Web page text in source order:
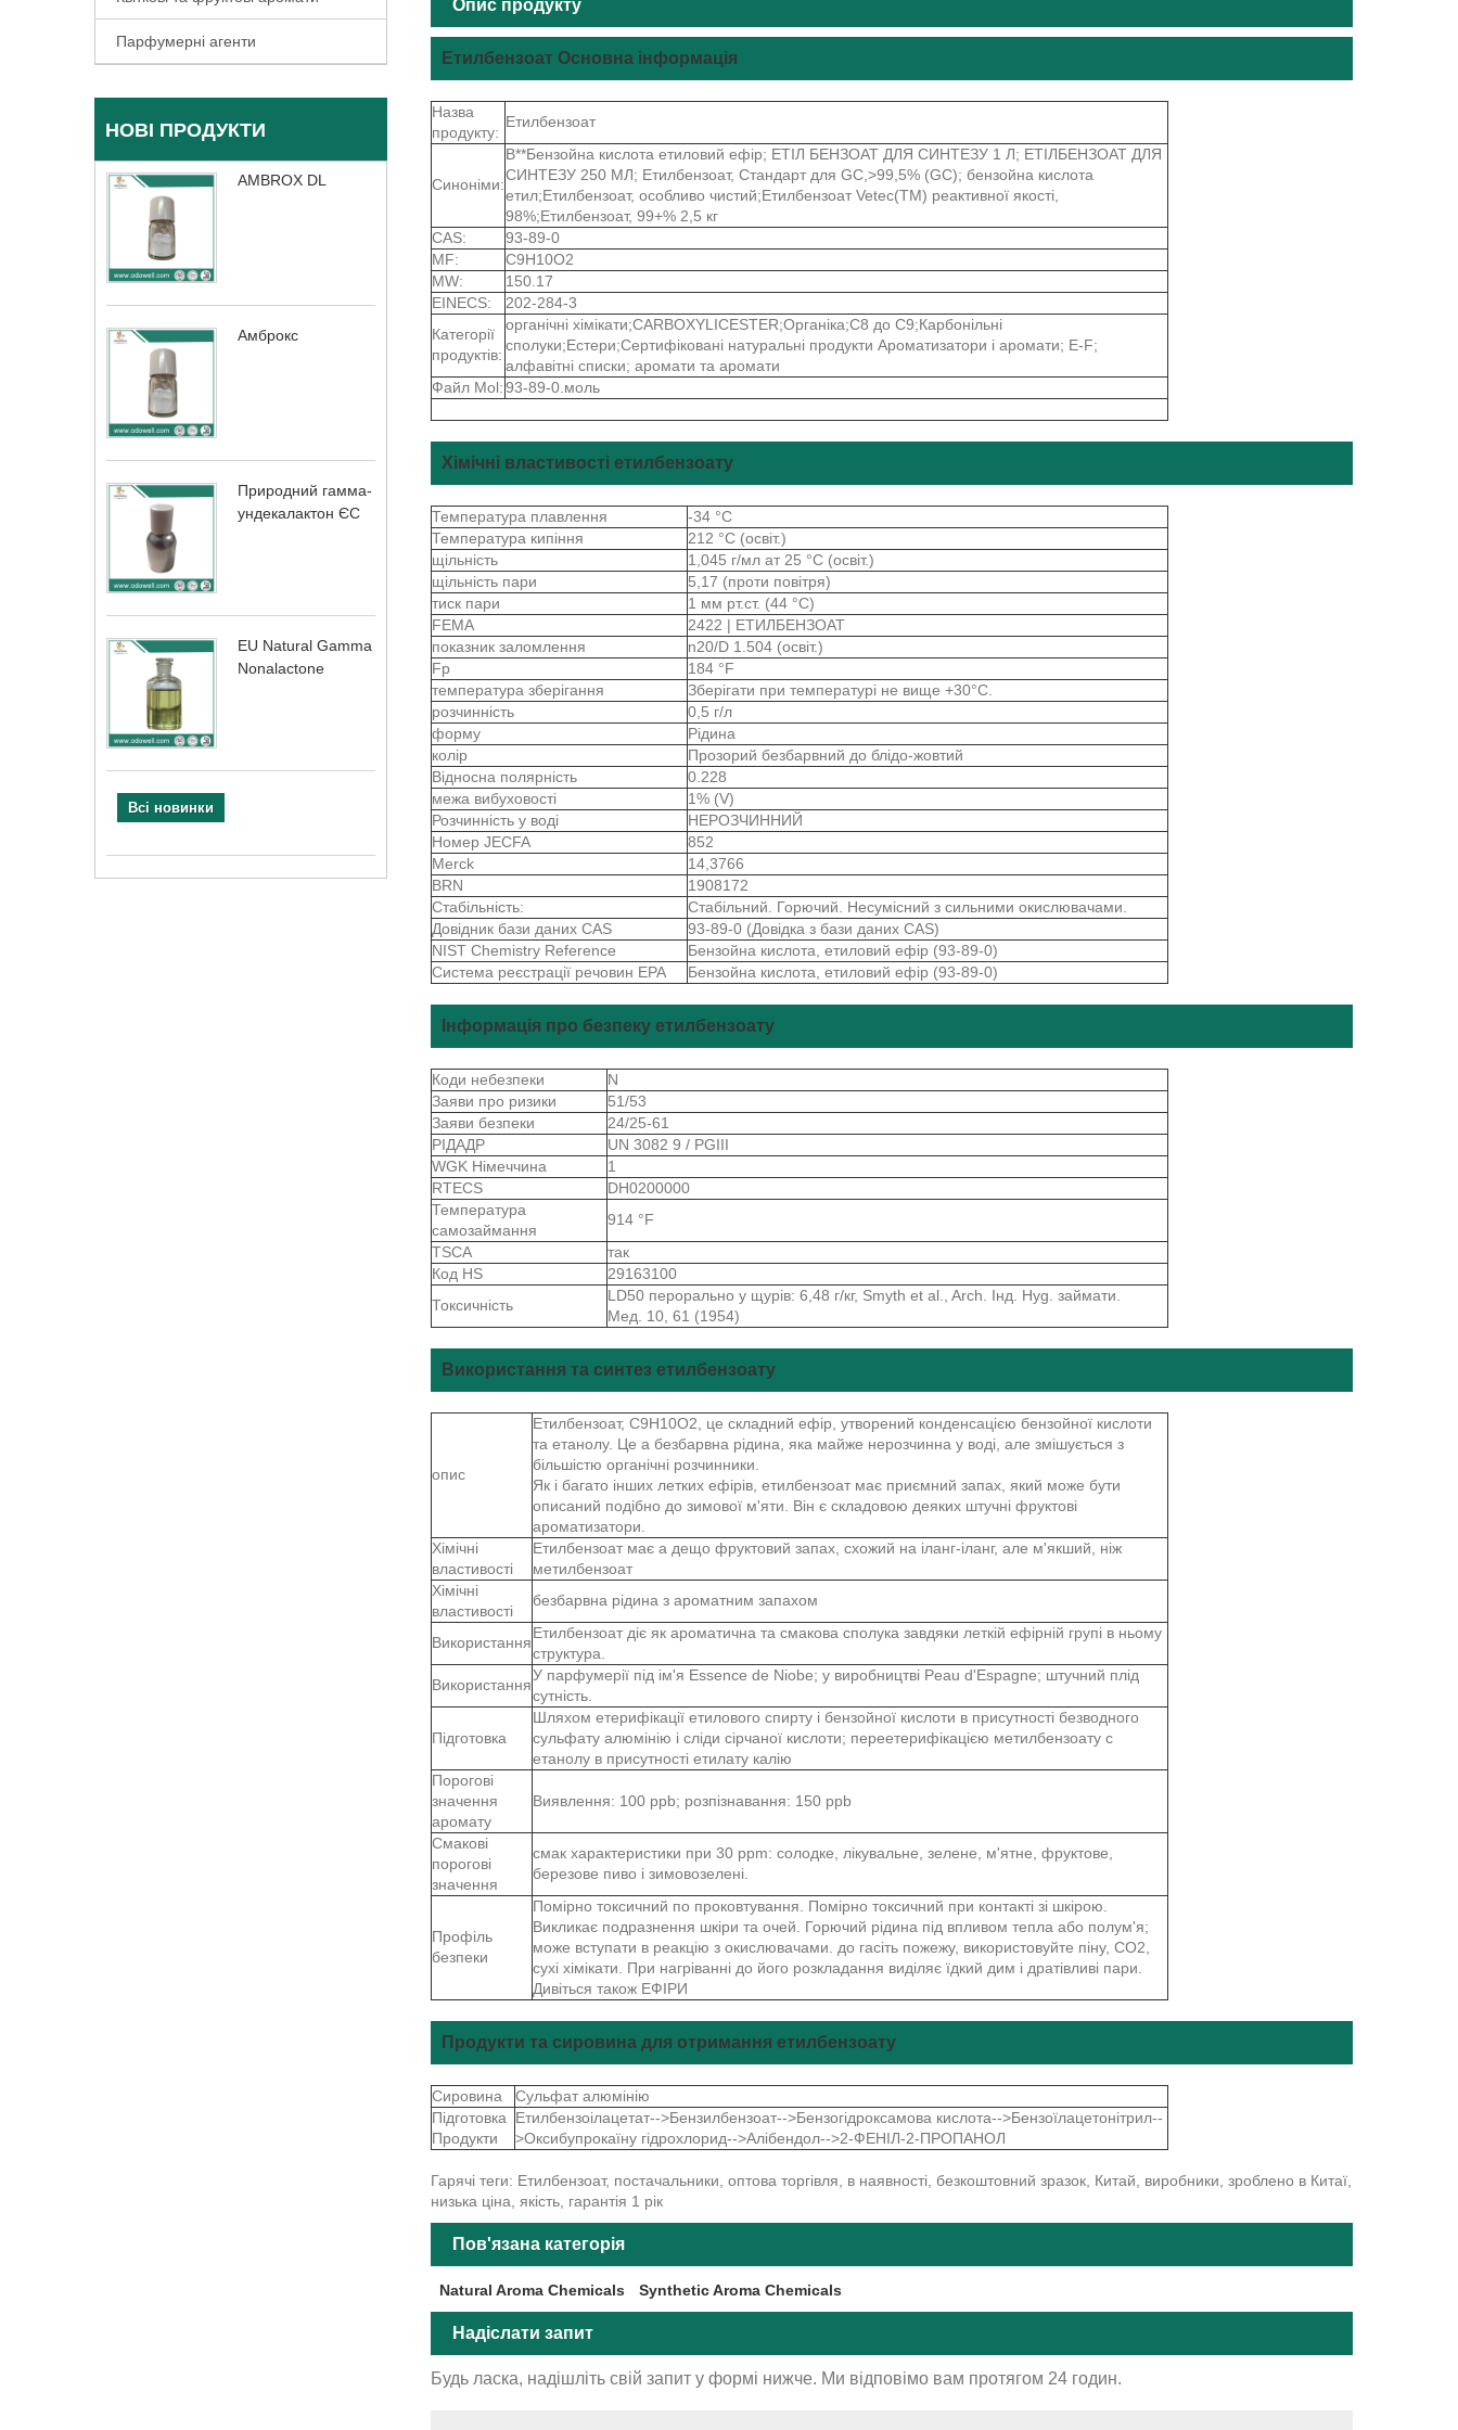
Парфумерні агенти
НОВІ ПРОДУКТИ
AMBROX DL
Амброкс
Природний гамма-
ундекалактон ЄС
EU Natural Gamma
Nonalactone
Всі новинки
Опис продукту
Етилбензоат Основна інформація
Назва
продукту:
Етилбензоат
Синоніми:
B**Бензойна кислота етиловий ефір; ЕТІЛ БЕНЗОАТ ДЛЯ СИНТЕЗУ 1 Л; ЕТІЛБЕНЗОАТ ДЛЯ
СИНТЕЗУ 250 МЛ; Етилбензоат, Стандарт для GC,>99,5% (GC); бензойна кислота
етил;Етилбензоат, особливо чистий;Етилбензоат Vetec(TM) реактивної якості,
98%;Етилбензоат, 99+% 2,5 кг
CAS:
93-89-0
MF:
C9H10O2
MW:
150.17
EINECS:
202-284-3
Категорії
продуктів:
органічні хімікати;CARBOXYLICESTER;Органіка;C8 до C9;Карбонільні
сполуки;Естери;Сертифіковані натуральні продукти Ароматизатори і аромати; E-F;
алфавітні списки; аромати та аромати
Файл Mol:93-89-0.моль
Хімічні властивості етилбензоату
Температура плавлення
-34 °C
Температура кипіння
212 °C (освіт.)
щільність
1,045 г/мл ат 25 °C (освіт.)
щільність пари
5,17 (проти повітря)
тиск пари
1 мм рт.ст. (44 °C)
FEMA
2422 | ЕТИЛБЕНЗОАТ
показник заломлення
n20/D 1.504 (освіт.)
Fp
184 °F
температура зберігання
Зберігати при температурі не вище +30°C.
розчинність
0,5 г/л
форму
Рідина
колір
Прозорий безбарвний до блідо-жовтий
Відносна полярність
0.228
межа вибуховості
1% (V)
Розчинність у воді
НЕРОЗЧИННИЙ
Номер JECFA
852
Merck
14,3766
BRN
1908172
Стабільність:
Стабільний. Горючий. Несумісний з сильними окислювачами.
Довідник бази даних CAS
93-89-0 (Довідка з бази даних CAS)
NIST Chemistry Reference
Бензойна кислота, етиловий ефір (93-89-0)
Система реєстрації речовин EPA
Бензойна кислота, етиловий ефір (93-89-0)
Інформація про безпеку етилбензоату
Коди небезпеки
N
Заяви про ризики
51/53
Заяви безпеки
24/25-61
РІДАДР
UN 3082 9 / PGIII
WGK Німеччина
1
RTECS
DH0200000
Температура
самозаймання
914 °F
TSCA
так
Код HS
29163100
Токсичність
LD50 перорально у щурів: 6,48 г/кг, Smyth et al., Arch. Інд. Hyg. займати.
Мед. 10, 61 (1954)
Використання та синтез етилбензоату
опис
Етилбензоат, C9H10O2, це складний ефір, утворений конденсацією бензойної кислоти
та етанолу. Це а безбарвна рідина, яка майже нерозчинна у воді, але змішується з
більшістю органічні розчинники.
Як і багато інших летких ефірів, етилбензоат має приємний запах, який може бути
описаний подібно до зимової м'яти. Він є складовою деяких штучні фруктові
ароматизатори.
Хімічні
властивості
Етилбензоат має a дещо фруктовий запах, схожий на іланг-іланг, але м'якший, ніж
метилбензоат
Хімічні
властивості
безбарвна рідина з ароматним запахом
Використання
Етилбензоат діє як ароматична та смакова сполука завдяки леткій ефірній групі в ньому
структура.
Використання
У парфумерії під ім'я Essence de Niobe; у виробництві Peau d'Espagne; штучний плід
сутність.
Підготовка
Шляхом етерифікації етилового спирту і бензойної кислоти в присутності безводного
сульфату алюмінію і сліди сірчаної кислоти; переетерифікацією метилбензоату с
етанолу в присутності етилату калію
Порогові
значення
аромату
Виявлення: 100 ppb; розпізнавання: 150 ppb
Смакові
порогові
значення
смак характеристики при 30 ppm: солодке, лікувальне, зелене, м'ятне, фруктове,
березове пиво і зимовозелені.
Профіль
безпеки
Помірно токсичний по проковтування. Помірно токсичний при контакті зі шкірою.
Викликає подразнення шкіри та очей. Горючий рідина під впливом тепла або полум'я;
може вступати в реакцію з окислювачами. до гасіть пожежу, використовуйте піну, CO2,
сухі хімікати. При нагріванні до його розкладання виділяє їдкий дим і дратівливі пари.
Дивіться також ЕФІРИ
Продукти та сировина для отримання етилбензоату
Сировина
Сульфат алюмінію
Підготовка
Продукти
Етилбензоілацетат-->Бензилбензоат-->Бензогідроксамова кислота-->Бензоїлацетонітрил--
>Оксибупрокаїну гідрохлорид-->Алібендол-->2-ФЕНІЛ-2-ПРОПАНОЛ
Гарячі теги: Етилбензоат, постачальники, оптова торгівля, в наявності, безкоштовний зразок, Китай, виробники, зроблено в Китаї,
низька ціна, якість, гарантія 1 рік
Пов'язана категорія
Natural Aroma Chemicals Synthetic Aroma Chemicals
Надіслати запит
Будь ласка, надішліть свій запит у формі нижче. Ми відповімо вам протягом 24 годин.